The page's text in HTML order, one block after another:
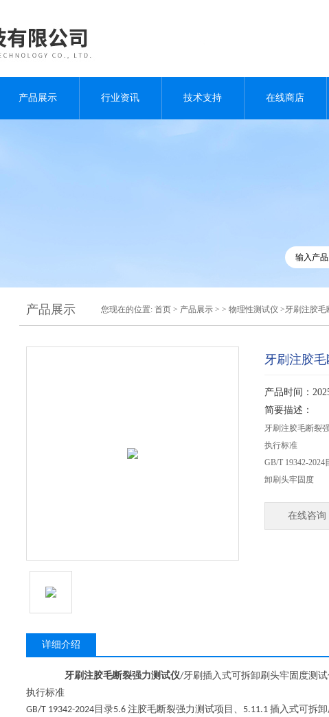
产品展示 行业资讯 技术支持 在线商店
产品展示 您现在的位置: 首页 > 产品展示 > > 物理性测试仪 >牙刷注胶毛
牙刷注胶
产品时间：
简要描述：
牙刷注胶毛断裂
执行标准
GB/T 19342-
卸刷头牢固度
在线咨询
详细介绍
牙刷注胶毛断裂强力测试仪/牙刷插入式可拆卸刷头牢固度测试
执行标准
GB/T 19342-2024 目录5.6 注胶毛断裂强力测试项目、 5.11.1 插入式可拆